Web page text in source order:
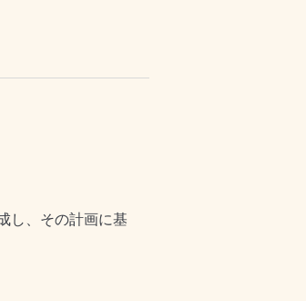
し、その計画に基